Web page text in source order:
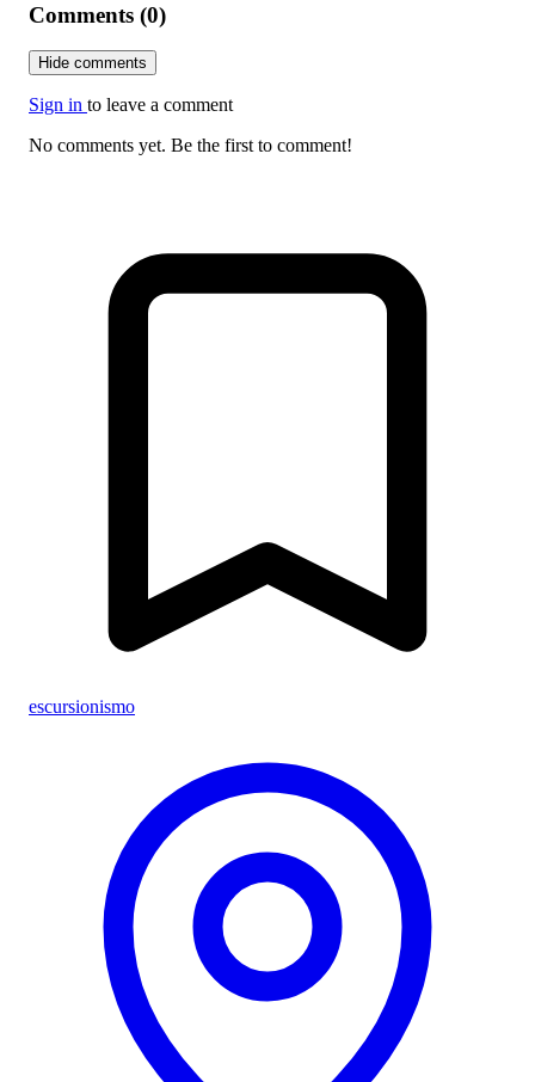
Comments (0)
Hide comments
Sign in to leave a comment
No comments yet. Be the first to comment!
escursionismo